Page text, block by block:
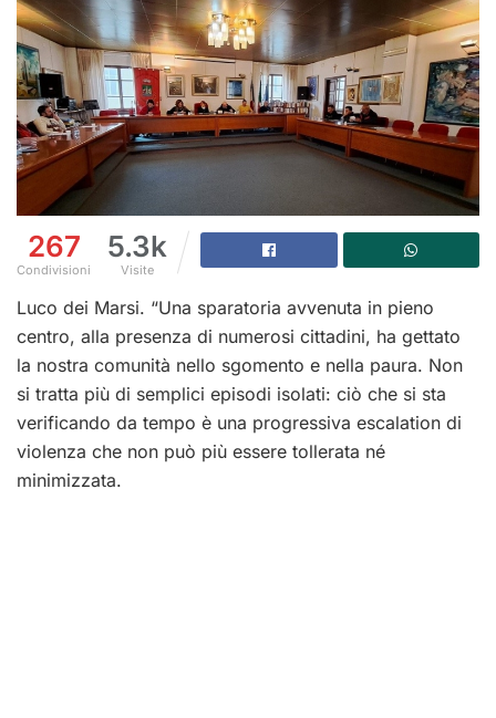
267
Condivisioni
5.3k
Visite
Luco dei Marsi. “Una sparatoria avvenuta in pieno
centro, alla presenza di numerosi cittadini, ha gettato
la nostra comunità nello sgomento e nella paura. Non
si tratta più di semplici episodi isolati: ciò che si sta
verificando da tempo è una progressiva escalation di
violenza che non può più essere tollerata né
minimizzata.